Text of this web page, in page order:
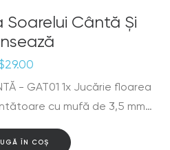
Soarelui Cântă Și
29.00
- GAT01 1x Jucărie floarea
cu mufă de 3,5 mm…
ÎN COȘ